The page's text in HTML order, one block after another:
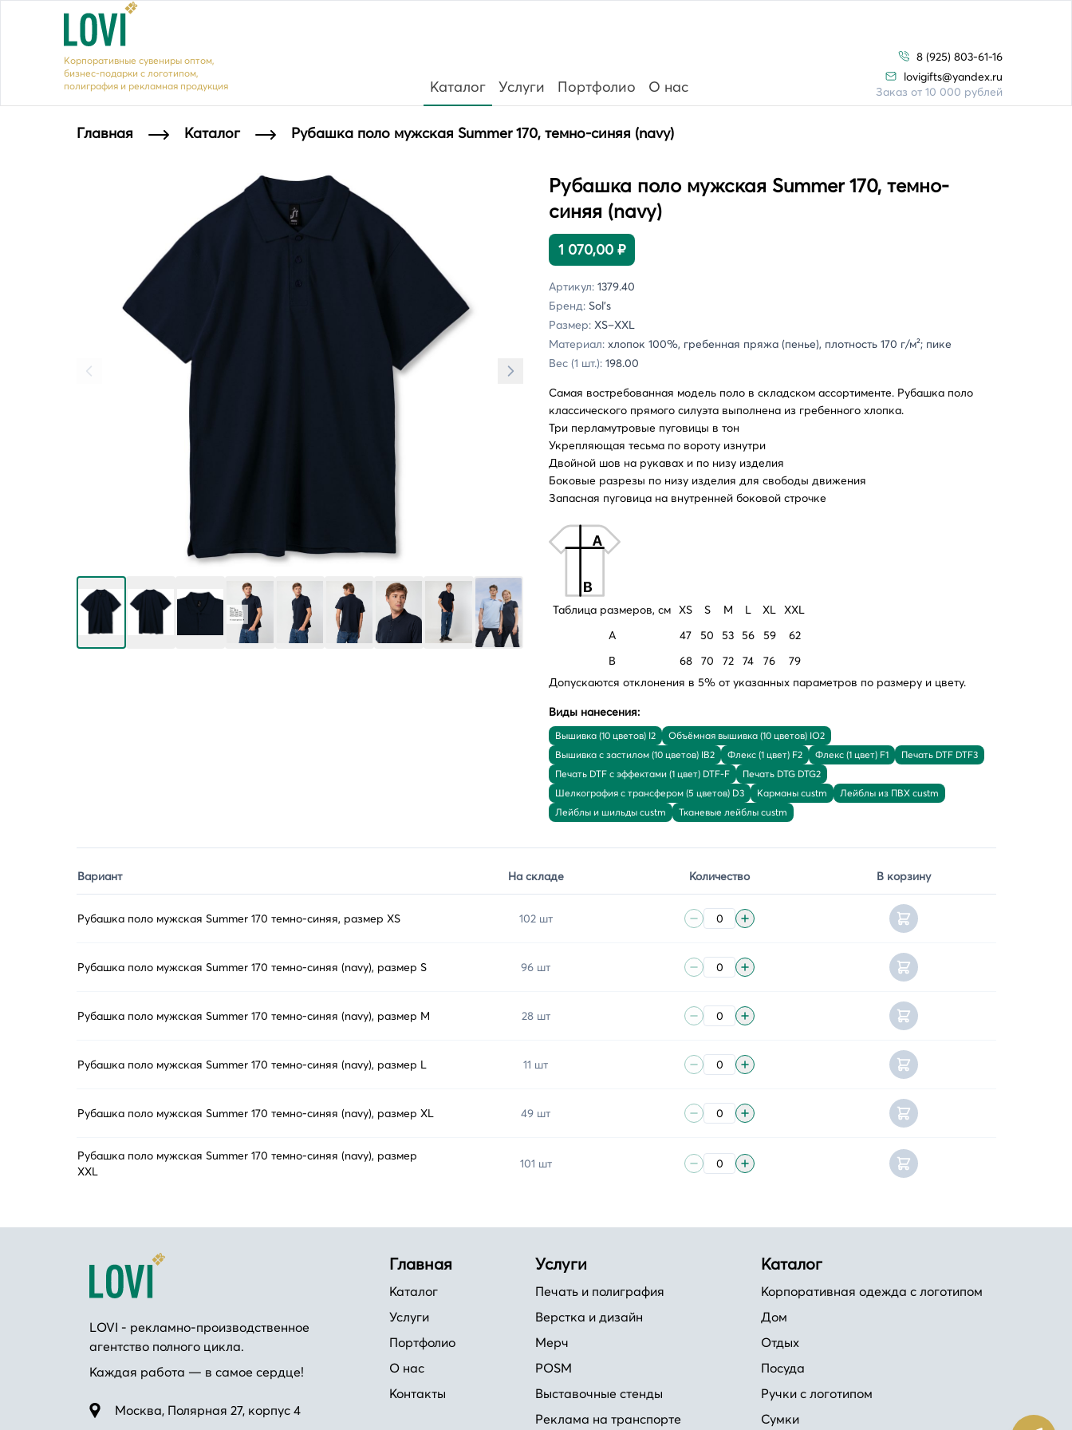
Корпоративные сувениры оптом,
бизнес-подарки с логотипом,
полиграфия и рекламная продукция
Каталог Услуги Портфолио О нас
8 (925) 803-61-16
lovigifts@yandex.ru
Заказ от 10 000 рублей
Главная Каталог Рубашка поло мужская Summer 170, темно-синяя (navy)
Рубашка поло мужская Summer 170, темно-
синяя (navy)
1 070,00 ₽
Артикул: 1379.40
Бренд: Sol's
Размер: XS–XXL
Материал: хлопок 100%, гребенная пряжа (пенье), плотность 170 г/м²; пике
Вес (1 шт.): 198.00
Самая востребованная модель поло в складском ассортименте. Рубашка поло
классического прямого силуэта выполнена из гребенного хлопка.
Три перламутровые пуговицы в тон
Укрепляющая тесьма по вороту изнутри
Двойной шов на рукавах и по низу изделия
Боковые разрезы по низу изделия для свободы движения
Запасная пуговица на внутренней боковой строчке
Таблица размеров, см XS S M L XL XXL
A
47 50 53 56 59
62
B
68 70 72 74 76
79
Допускаются отклонения в 5% от указанных параметров по размеру и цвету.
Виды нанесения:
Вышивка (10 цветов) I2
Объёмная вышивка (10 цветов) IO2
Вышивка с застилом (10 цветов) IB2
Флекс (1 цвет) F2 Флекс (1 цвет) F1
Печать DTF DTF3
Печать DTF с эффектами (1 цвет) DTF-F
Печать DTG DTG2
Шелкография с трансфером (5 цветов) D3
Карманы custm
Лейблы из ПВХ custm
Лейблы и шильды custm
Тканевые лейблы custm
Вариант На складе Количество В корзину
Рубашка поло мужская Summer 170 темно-синяя, размер XS 102 шт
Рубашка поло мужская Summer 170 темно-синяя (navy), размер S 96 шт
Рубашка поло мужская Summer 170 темно-синяя (navy), размер M 28 шт
Рубашка поло мужская Summer 170 темно-синяя (navy), размер L 11 шт
Рубашка поло мужская Summer 170 темно-синяя (navy), размер XL 49 шт
Рубашка поло мужская Summer 170 темно-синяя (navy), размер
XXL
101 шт
LOVI - рекламно-производственное
агентство полного цикла.
Каждая работа — в самое сердце!
Москва, Полярная 27, корпус 4
Главная
Каталог
Услуги
Портфолио
О нас
Контакты
Услуги
Печать и полиграфия
Верстка и дизайн
Мерч
POSM
Выставочные стенды
Реклама на транспорте
Каталог
Корпоративная одежда с логотипом
Дом
Отдых
Посуда
Ручки с логотипом
Сумки